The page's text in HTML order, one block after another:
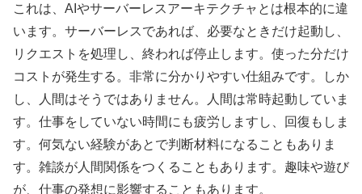
これは、AIやサーバーレスアーキテクチャとは根本的に違
います。サーバーレスであれば、必要なときだけ起動し、
リクエストを処理し、終われば停止します。使った分だけ
コストが発生する。非常に分かりやすい仕組みです。しか
し、人間はそうではありません。人間は常時起動していま
す。仕事をしていない時間にも疲労しますし、回復もしま
す。何気ない経験があとで判断材料になることもありま
す。雑談が人間関係をつくることもあります。趣味や遊び
が、仕事の発想に影響することもあります。